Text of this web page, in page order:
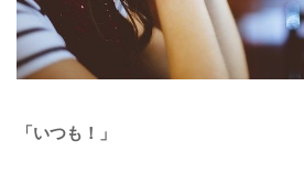
「いつも！」